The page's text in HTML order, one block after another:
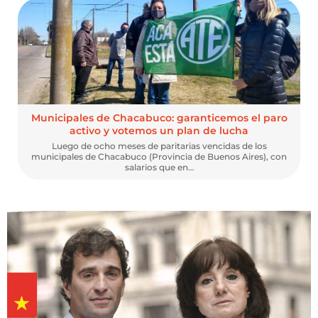
Municipales de Chacabuco: garanticemos el paro
activo y votemos un plan de lucha
Luego de ocho meses de paritarias vencidas de los
municipales de Chacabuco (Provincia de Buenos Aires), con
salarios que en…